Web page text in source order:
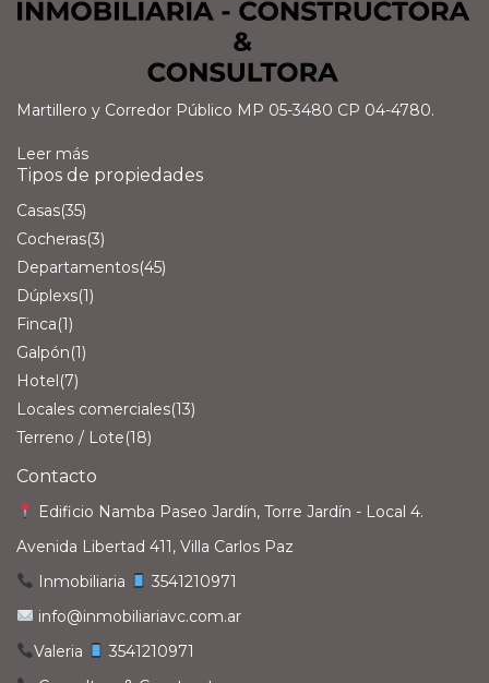
Martillero y Corredor Público MP 05-3480 CP 04-4780.
Leer más
Tipos de propiedades
Casas(35)
Cocheras(3)
Departamentos(45)
Dúplexs(1)
Finca(1)
Galpón(1)
Hotel(7)
Locales comerciales(13)
Terreno / Lote(18)
Contacto
Edificio Namba Paseo Jardín, Torre Jardín - Local 4.
Avenida Libertad 411, Villa Carlos Paz
Inmobiliaria
3541210971‎
info@inmobiliariavc.com.ar
Valeria
3541210971‎